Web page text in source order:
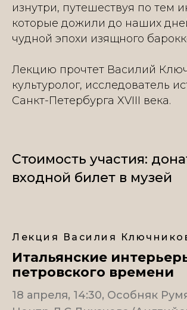
изнутри, путешествуя по тем
которые дожили до наших
чудной эпохи изящного
Лекцию прочтет Василий
культуролог, исследователь
Санкт-Петербурга XVIII века.
Стоимость участия:
входной билет в музей
Лекция Василия
Итальянские
петровского времени
18 апреля, 14:30, Особняк